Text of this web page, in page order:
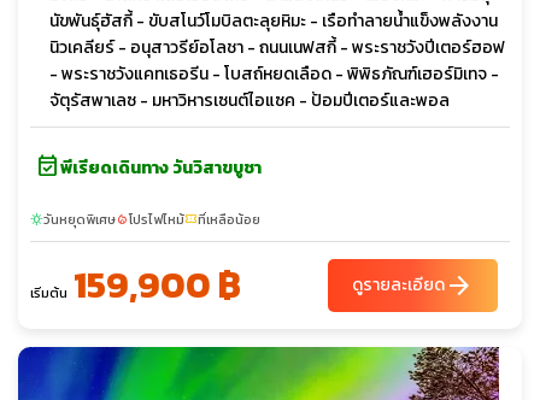
นัขพันธุ์ฮัสกี้ - ขับสโนว์โมบิลตะลุยหิมะ - เรือทำลายน้ำแข็งพลังงาน
นิวเคลียร์ - อนุสาวรีย์อโลชา - ถนนเนฟสกี้ - พระราชวังปีเตอร์ฮอฟ
- พระราชวังแคทเธอรีน - โบสถ์หยดเลือด - พิพิธภัณฑ์เฮอร์มิเทจ -
จัตุรัสพาเลซ - มหาวิหารเซนต์ไอแซค - ป้อมปีเตอร์และพอล
event_availableพีเรียดเดินทาง วันวิสาขบูชา
sunnyวันหยุดพิเศษlocal_fire_departmentโปรไฟไหม้confirmation_numberที่เหลือน้อย
เริ่มต้น 159,900 ฿ ดูรายละเอียดarrow_forward